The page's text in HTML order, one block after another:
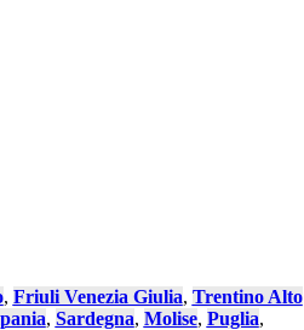
, Friuli Venezia Giulia, Trentino Alto
, Sardegna, Molise, Puglia,